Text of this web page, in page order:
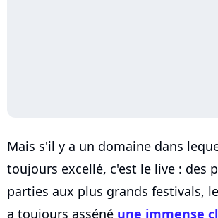
Mais s'il y a un domaine dans
toujours excellé, c'est le live : des
parties aux plus grands festivals,
a toujours asséné une immense